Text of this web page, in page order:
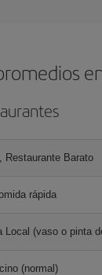
Restaurante Barato
rápida
Local (vaso o pinta
(normal)